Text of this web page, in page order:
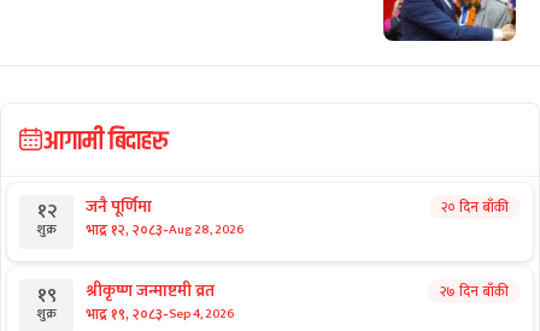
आगामी बिदाहरु
१२
शुक्र
जनै पूर्णिमा
भाद्र १२, २०८३-Aug 28, 2026
२० दिन बाँकी
१९
शुक्र
श्रीकृष्ण जन्माष्टमी व्रत
भाद्र १९, २०८३-Sep 4, 2026
२७ दिन बाँकी